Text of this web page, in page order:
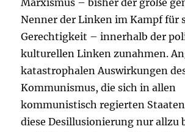
Marxismus – bisher der große
Nenner der Linken im Kampf für
Gerechtigkeit – innerhalb der
kulturellen Linken zunahmen.
katastrophalen Auswirkungen
Kommunismus, die sich in allen
kommunistisch regierten
diese Desillusionierung nur allzu